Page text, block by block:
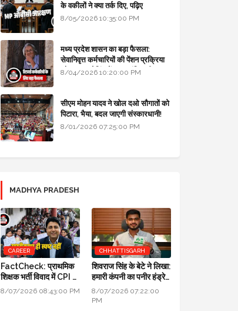
के वकीलों ने क्या तर्क दिए, पढ़िए
8/05/2026 10:35:00 PM
मध्य प्रदेश शासन का बड़ा फैसला:
सेवानिवृत्त कर्मचारियों की पेंशन प्रक्रिया
और बजट कोडिंग में हुए क्रांतिकारी
8/04/2026 10:20:00 PM
सीएम मोहन यादव ने खोल दओ सौगातों को
पिटारा, भैया, बदल जाएगी संस्कारधानी!
8/01/2026 07:25:00 PM
MADHYA PRADESH
CAREER
FactCheck: प्राथमिक
शिक्षक भर्ती विवाद में CPI का
स्पष्टीकरण ही स्पष्ट नहीं
8/07/2026 08:43:00 PM
CHHATTISGARH
शिवराज सिंह के बेटे ने लिखा:
हमारी कंपनी का पनीर हंड्रेड
परसेंट प्योर है, लैब रिपोर्ट आ
गई है
8/07/2026 07:22:00
PM